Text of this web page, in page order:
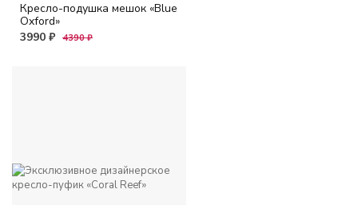
Кресло-подушка мешок «Blue
Oxford»
3990 ₽ 4390 ₽